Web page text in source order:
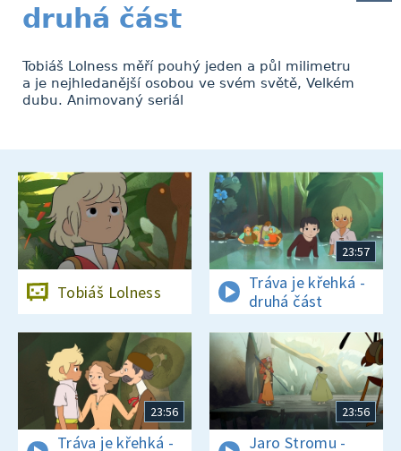
druhá část
Tobiáš Lolness měří pouhý jeden a půl milimetru
a je nejhledanější osobou ve svém světě, Velkém
dubu. Animovaný seriál
Tobiáš Lolness
23:57
Tráva je křehká -
druhá část
23:56
Tráva je křehká -
23:56
Jaro Stromu -